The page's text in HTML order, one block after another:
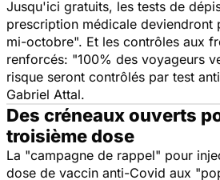
Jusqu'ici gratuits, les tests de
prescription médicale deviendront
mi-octobre". Et les contrôles aux
renforcés: "100% des voyageurs
risque seront contrôlés par test
Gabriel Attal.
Des créneaux ouverts
troisième dose
La "campagne de rappel" pour
dose de vaccin anti-Covid aux "